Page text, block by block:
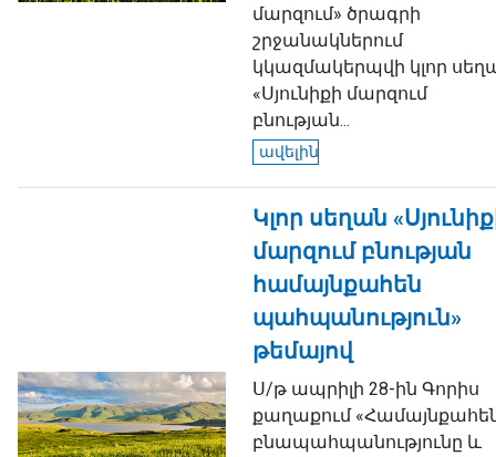
մարզում» ծրագրի
շրջանակներում
կկազմակերպվի կլոր
«Սյունիքի մարզում
բնության...
ավելին
Կլոր սեղան
մարզում բնության
համայնքահեն
պահպանություն»
թեմայով
Ս/թ ապրիլի 28-ին Գորիս
քաղաքում
բնապահպանությունը և